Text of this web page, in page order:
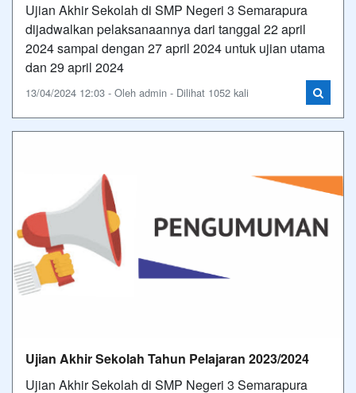
Ujian Akhir Sekolah di SMP Negeri 3 Semarapura
dijadwalkan pelaksanaannya dari tanggal 22 april
2024 sampai dengan 27 april 2024 untuk ujian utama
dan 29 april 2024
13/04/2024 12:03 - Oleh admin - Dilihat 1052 kali
Ujian Akhir Sekolah Tahun Pelajaran 2023/2024
Ujian Akhir Sekolah di SMP Negeri 3 Semarapura